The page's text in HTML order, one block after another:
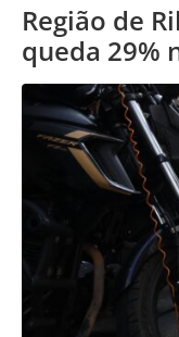
Região de
queda 29%